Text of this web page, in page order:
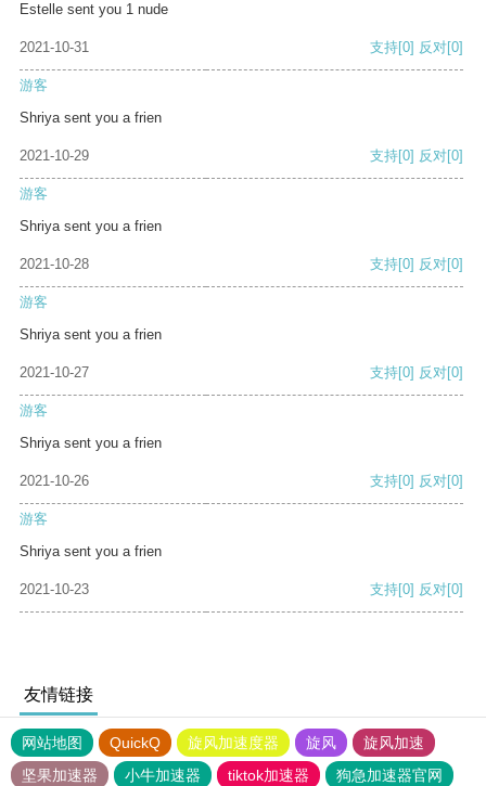
Estelle sent you 1 nude
2021-10-31 支持[0] 反对[0]
游客
Shriya sent you a frien
2021-10-29 支持[0] 反对[0]
游客
Shriya sent you a frien
2021-10-28 支持[0] 反对[0]
游客
Shriya sent you a frien
2021-10-27 支持[0] 反对[0]
游客
Shriya sent you a frien
2021-10-26 支持[0] 反对[0]
游客
Shriya sent you a frien
2021-10-23 支持[0] 反对[0]
友情链接
网站地图 QuickQ 旋风加速度器 旋风
旋风加速
坚果加速器
小牛加速器 tiktok加速器
狗急加速器官网